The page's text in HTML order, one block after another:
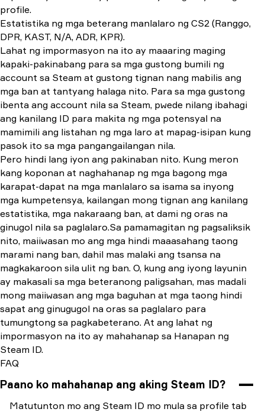
profile.
Estatistika ng mga beterang manlalaro ng CS2 (Ranggo,
DPR, KAST, N/A, ADR, KPR).
Lahat ng impormasyon na ito ay maaaring maging
kapaki-pakinabang para sa mga gustong bumili ng
account sa Steam at gustong tignan nang mabilis ang
mga ban at tantyang halaga nito. Para sa mga gustong
ibenta ang account nila sa Steam, pwede nilang ibahagi
ang kanilang ID para makita ng mga potensyal na
mamimili ang listahan ng mga laro at mapag-isipan kung
pasok ito sa mga pangangailangan nila.
Pero hindi lang iyon ang pakinaban nito. Kung meron
kang koponan at naghahanap ng mga bagong mga
karapat-dapat na mga manlalaro sa isama sa inyong
mga kumpetensya, kailangan mong tignan ang kanilang
estatistika, mga nakaraang ban, at dami ng oras na
ginugol nila sa paglalaro.Sa pamamagitan ng pagsaliksik
nito, maiiwasan mo ang mga hindi maaasahang taong
marami nang ban, dahil mas malaki ang tsansa na
magkakaroon sila ulit ng ban. O, kung ang iyong layunin
ay makasali sa mga beteranong paligsahan, mas madali
mong maiiwasan ang mga baguhan at mga taong hindi
sapat ang ginugugol na oras sa paglalaro para
tumungtong sa pagkabeterano. At ang lahat ng
impormasyon na ito ay mahahanap sa Hanapan ng
Steam ID.
FAQ
Paano ko mahahanap ang aking Steam ID?
Matutunton mo ang Steam ID mo mula sa profile tab